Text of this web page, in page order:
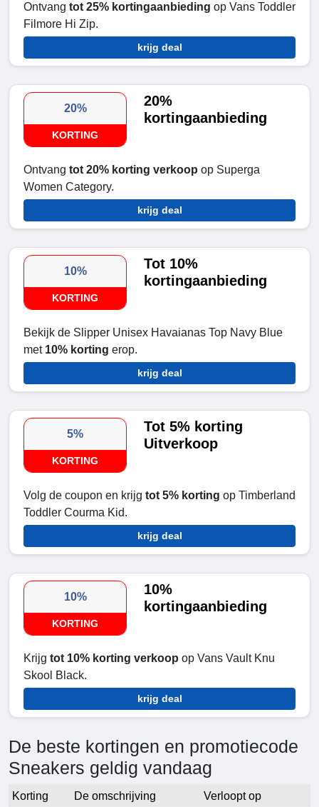
Ontvang tot 25% kortingaanbieding op Vans Toddler
Filmore Hi Zip.
krijg deal
20%
KORTING
20%
kortingaanbieding
Ontvang tot 20% korting verkoop op Superga
Women Category.
krijg deal
10%
KORTING
Tot 10%
kortingaanbieding
Bekijk de Slipper Unisex Havaianas Top Navy Blue
met 10% korting erop.
krijg deal
5%
KORTING
Tot 5% korting
Uitverkoop
Volg de coupon en krijg tot 5% korting op Timberland
Toddler Courma Kid.
krijg deal
10%
KORTING
10%
kortingaanbieding
Krijg tot 10% korting verkoop op Vans Vault Knu
Skool Black.
krijg deal
De beste kortingen en promotiecode
Sneakers geldig vandaag
Korting De omschrijving
Verloopt op